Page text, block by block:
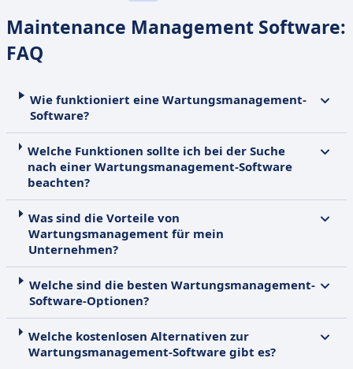
Maintenance Management Software:
FAQ
Wie funktioniert eine Wartungsmanagement-
Software?
Welche Funktionen sollte ich bei der Suche
nach einer Wartungsmanagement-Software
beachten?
Was sind die Vorteile von
Wartungsmanagement für mein
Unternehmen?
Welche sind die besten Wartungsmanagement-
Software-Optionen?
Welche kostenlosen Alternativen zur
Wartungsmanagement-Software gibt es?